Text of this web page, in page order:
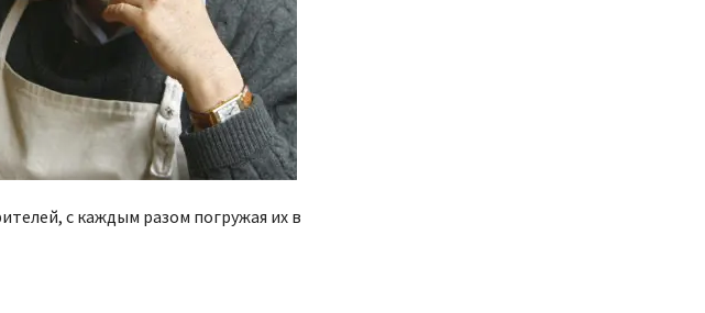
с каждым разом погружая их в